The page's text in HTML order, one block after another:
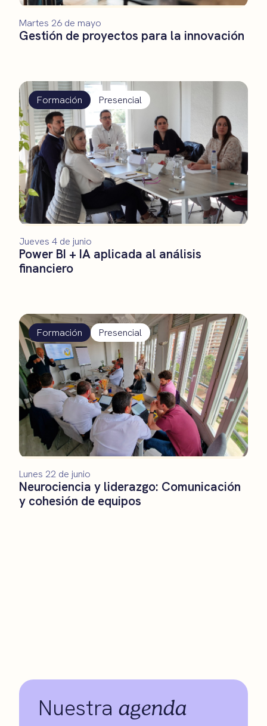
Gestión de proyectos para la innovación
Martes 26 de mayo
Formación Presencial
Power BI + IA aplicada al análisis
financiero
Jueves 4 de junio
Formación Presencial
Neurociencia y liderazgo: Comunicación
y cohesión de equipos
Lunes 22 de junio
Nuestra agenda